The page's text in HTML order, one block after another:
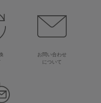
お問い合わせ
について